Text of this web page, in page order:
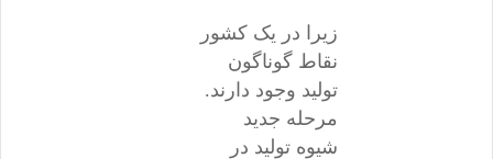
زیرا در یک کشور
نقاط گوناگون
تولید وجود دارند.
مرحله جدید
شیوه تولید در